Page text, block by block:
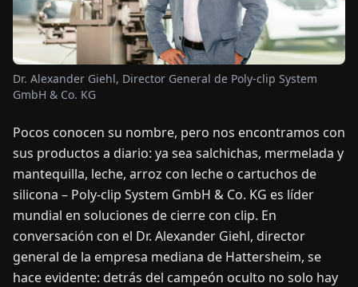
ENDEFRES ITNL
CONTÁCTENOS
Dr. Alexander Giehl, Director General de Poly-clip System
GmbH & Co. KG
Pocos conocen su nombre, pero nos encontramos con
sus productos a diario: ya sea salchichas, mermelada y
mantequilla, leche, arroz con leche o cartuchos de
silicona – Poly-clip System GmbH & Co. KG es líder
mundial en soluciones de cierre con clip. En
conversación con el Dr. Alexander Giehl, director
general de la empresa mediana de Hattersheim, se
hace evidente: detrás del campeón oculto no solo hay